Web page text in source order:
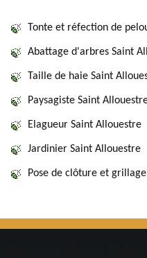
Tonte et réfection de
Abattage d'arbres Saint
Taille de haie Saint
Paysagiste Saint
Elagueur Saint Allouestre
Jardinier Saint Allouestre
Pose de clôture et